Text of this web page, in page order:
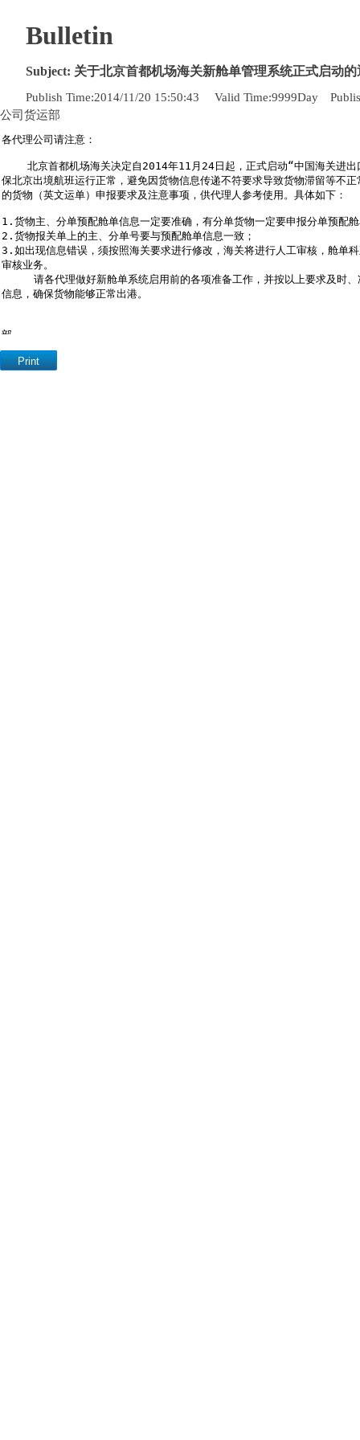
Bulletin
Subject: 关于北京首都机场海关新舱单管理系统正式启动的
Publish Time:2014/11/20 15:50:43 Valid Time:9999Day
公司货运部